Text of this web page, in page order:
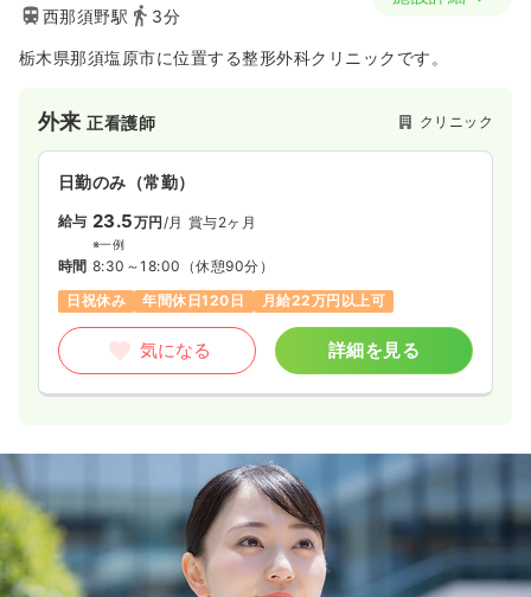
給与 24.0〜30.0
時間 8:30～17:30 （休憩60分）
4週8休以上
オンコールあり
気になる 詳細を見る
西那須野駅 3分
栃木県那須塩原市に位置する整形外科クリニックです。
外来正看護師 クリニック
日勤のみ（常勤）
給与 23.5万円/月 賞与2ヶ月
※一例
時間 8:30～18:00 （休憩90分）
日祝休み
年間休日120日 月給22万円以上可
気になる 詳細を見る